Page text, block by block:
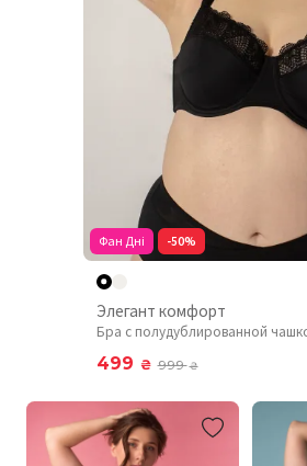
Фан Дні -50%
Элегант комфорт
Бра с полудублированной
499 ₴ 999₴